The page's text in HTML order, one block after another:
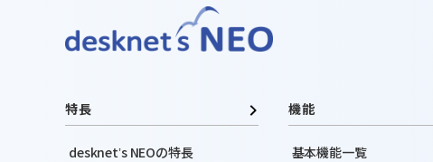
特長
desknetʼs NEOの特長
機能
基本機能一覧